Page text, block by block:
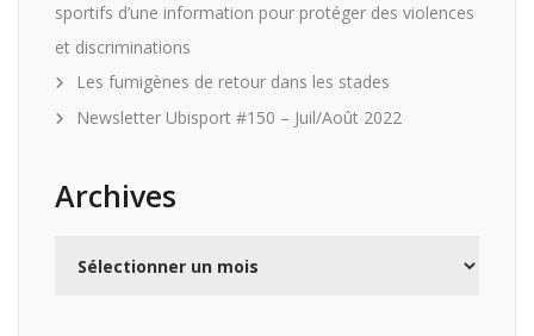
sportifs d’une information pour protéger des violences
et discriminations
Les fumigènes de retour dans les stades
Newsletter Ubisport #150 – Juil/Août 2022
Archives